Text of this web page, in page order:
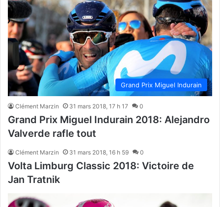
Grand Prix Miguel Indurain
Clément Marzin 31 mars 2018, 17 h 17 0
Grand Prix Miguel Indurain 2018: Alejandro
Valverde rafle tout
Clément Marzin 31 mars 2018, 16 h 59 0
Volta Limburg Classic 2018: Victoire de
Jan Tratnik